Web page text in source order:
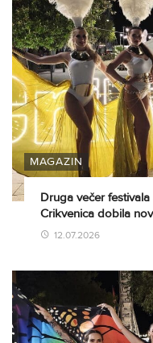
MAGAZIN
Druga večer
Crikvenica dobila
12.07.2026